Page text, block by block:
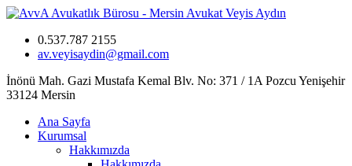
0.537.787 2155
av.veyisaydin@gmail.com
İnönü Mah. Gazi Mustafa Kemal Blv. No: 371 / 1A Pozcu Yenişehir
33124 Mersin
Ana Sayfa
Kurumsal
Hakkımızda